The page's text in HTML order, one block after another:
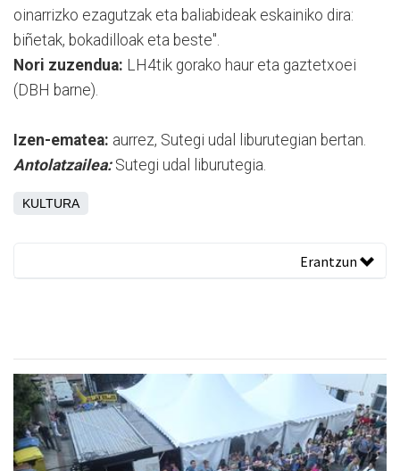
oinarrizko ezagutzak eta baliabideak eskainiko dira:
biñetak, bokadilloak eta beste".
Nori zuzendua: LH4tik gorako haur eta gaztetxoei
(DBH barne).
Izen-ematea: aurrez, Sutegi udal liburutegian bertan.
Antolatzailea:Sutegi udal liburutegia.
KULTURA
Erantzun